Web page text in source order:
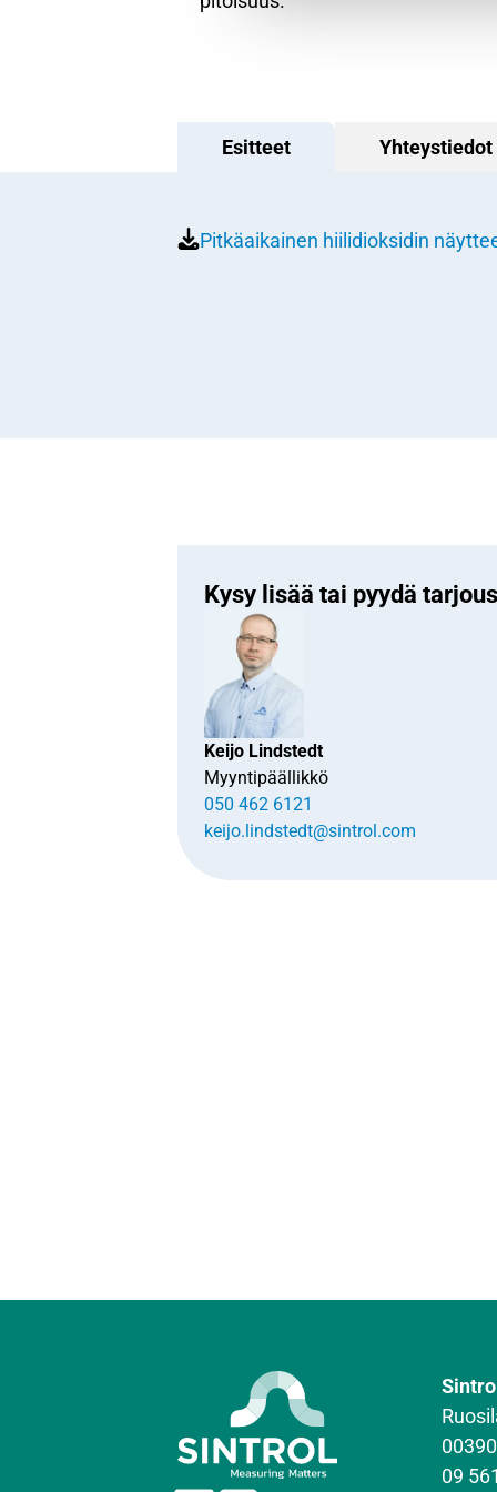
Esitteet Yhteystiedot
Pitkäaikainen hiilidioksidin
Kysy lisää tai pyydä
Keijo Lindstedt
Myyntipäällikkö
050 462 6121
keijo.lindstedt@sintrol.com
09